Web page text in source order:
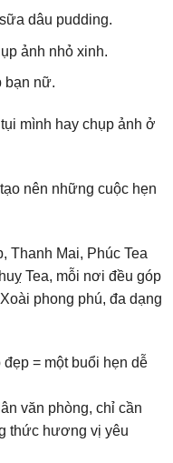
dâu pudding.
ảnh nhỏ xinh.
bạn nữ.
mình hay chụp ảnh ở
nên những cuộc hẹn
Thanh Mai, Phúc Tea
Tea, mỗi nơi đều góp
phong phú, đa dạng
= một buổi hẹn dễ
văn phòng, chỉ cần
thức hương vị yêu